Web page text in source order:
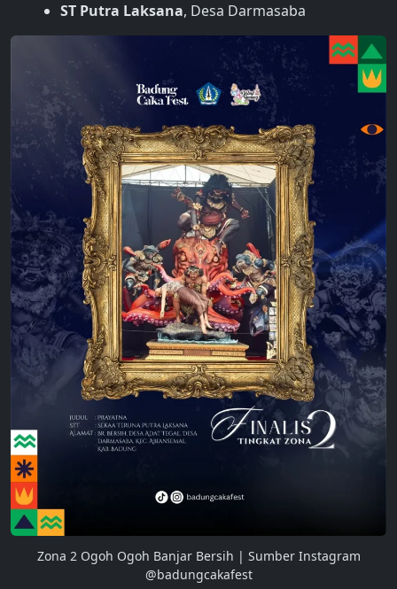
ST Putra Laksana, Desa Darmasaba
Zona 2 Ogoh Ogoh Banjar Bersih | Sumber Instagram
@badungcakafest